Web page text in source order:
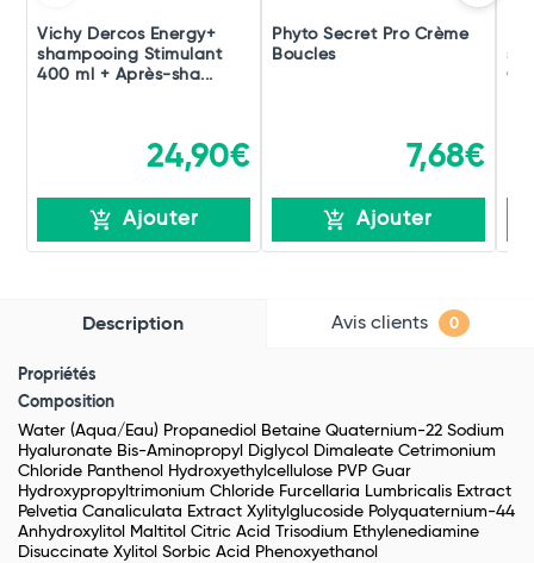
Vichy Dercos Energy+
shampooing Stimulant
400 ml + Après-sha...
24,90€
Ajouter
Phyto Secret Pro Crème
Boucles
7,68€
Ajouter
Description Avis clients 0
Propriétés
Composition
Water (Aqua/Eau) Propanediol Betaine Quaternium-22 Sodium
Hyaluronate Bis-Aminopropyl Diglycol Dimaleate Cetrimonium
Chloride Panthenol Hydroxyethylcellulose PVP Guar
Hydroxypropyltrimonium Chloride Furcellaria Lumbricalis Extract
Pelvetia Canaliculata Extract Xylitylglucoside Polyquaternium-44
Anhydroxylitol Maltitol Citric Acid Trisodium Ethylenediamine
Disuccinate Xylitol Sorbic Acid Phenoxyethanol